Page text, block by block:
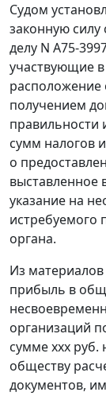
Судом
законную
делу N А75-
участвующие
расположение
получением
правильности
сумм налогов
о
выставленное
указание на
истребуемого
органа.
Из материалов
прибыль в
организаций
сумме xxx
обществу
документов,